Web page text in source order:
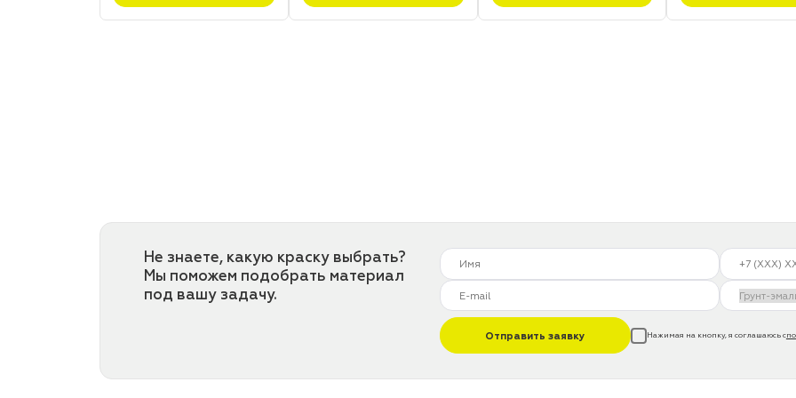
Не знаете, какую краску выбрать?
Мы поможем подобрать материал
под вашу задачу.
Отправить заявку Нажимая на кнопку, я соглашаюсь с